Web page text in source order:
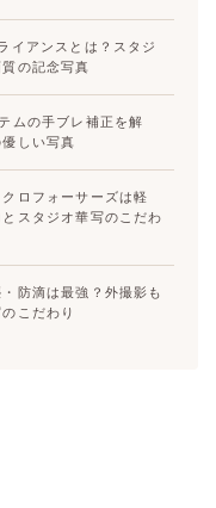
イアンスとは？スタジ
の記念写真
ムの手ブレ補正を解
しい写真
ロフォーサーズは軽
スタジオ華写のこだわ
防滴は最強？外撮影も
こだわり